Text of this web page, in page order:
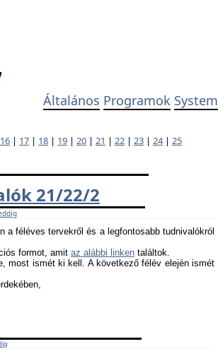
Általános Programok System
16 | 17 | 18 | 19 | 20 | 21 | 22 | 23 | 24| 25
21/22/2
féléves tervekről és a legfontosabb tudnivalókról
formot, amit az alábbi linken találtok.
most ismét ki kell. A következő félév elején ismét